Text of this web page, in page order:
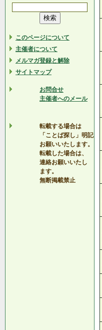
このページについて
主催者について
メルマガ登録と解除
サイトマップ
お問合せ
主催者へのメール
転載する場合は
「ことば探し」明記
お願いいたします。
転載した場合は、
連絡お願いいたし
ます。
無断掲載禁止